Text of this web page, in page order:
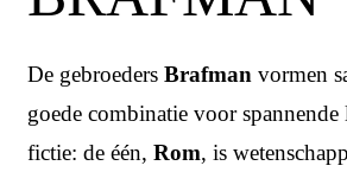
De gebroeders Brafman vormen
goede combinatie voor
fictie: de één, Rom, is